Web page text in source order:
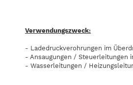
Verwendungszweck:
- Ladedruckverohrungen im
- Ansaugungen / Steuerleitungen
- Wasserleitungen /